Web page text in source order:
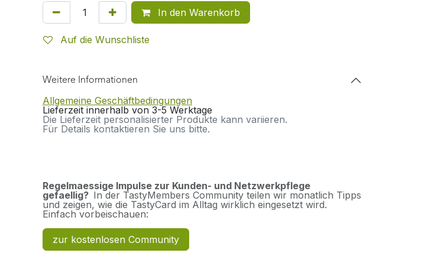
In den Warenkorb
Auf die Wunschliste
Weitere Informationen
Allgemeine Geschäftbedingungen
Lieferzeit innerhalb von 3-5 Werktage
Die Lieferzeit personalisierter Produkte kann variieren.
Für Details kontaktieren Sie uns bitte.
Regelmaessige Impulse zur Kunden- und Netzwerkpflege
gefaellig? In der TastyMembers Community teilen wir monatlich Tipps
und zeigen, wie die TastyCard im Alltag wirklich eingesetzt wird.
Einfach vorbeischauen:
zur kostenlosen Community